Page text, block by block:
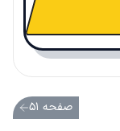
صفحه ۵۱